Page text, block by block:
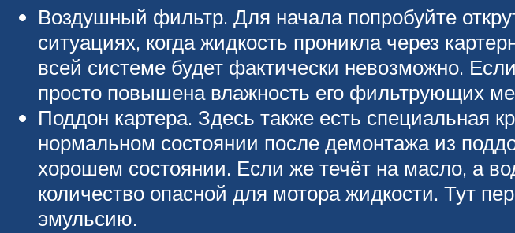
Воздушный фильтр. Для начала попробуйте
ситуациях, когда жидкость проникла через
всей системе будет фактически невозможно.
просто повышена влажность его фильтрующих
Поддон картера. Здесь также есть специальная
нормальном состоянии после демонтажа из
хорошем состоянии. Если же течёт на масло, а
количество опасной для мотора жидкости. Тут
эмульсию.